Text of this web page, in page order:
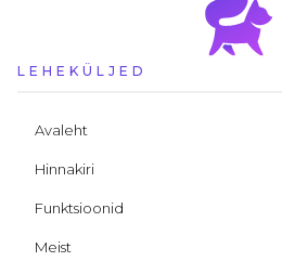
LEHEKÜLJED
Avaleht
Hinnakiri
Funktsioonid
Meist